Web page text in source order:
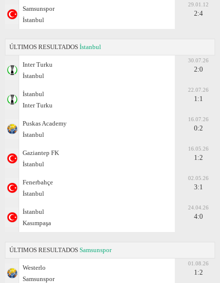
Samsunspor
İstanbul
29.01.12
2:4
ÚLTIMOS RESULTADOS İstanbul
Inter Turku
İstanbul
30.07.26
2:0
İstanbul
Inter Turku
22.07.26
1:1
Puskas Academy
İstanbul
16.07.26
0:2
Gaziantep FK
İstanbul
16.05.26
1:2
Fenerbahçe
İstanbul
02.05.26
3:1
İstanbul
Kasımpaşa
24.04.26
4:0
ÚLTIMOS RESULTADOS Samsunspor
Westerlo
Samsunspor
01.08.26
1:2